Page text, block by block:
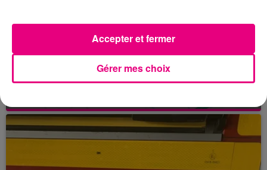
Incendie à Plaisance-du-Touch : des
Gérer mes choix
Accepter et fermer